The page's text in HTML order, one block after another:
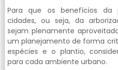
Para que os benefícios da
cidades, ou seja, da
sejam plenamente
um planejamento de forma
espécies e o plantio,
para cada ambiente urbano.